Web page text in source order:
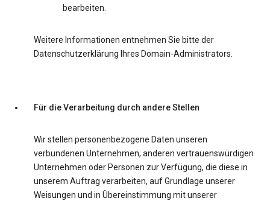
bearbeiten.
Weitere Informationen entnehmen Sie bitte der
Datenschutzerklärung Ihres Domain-Administrators.
Für die Verarbeitung durch andere Stellen
Wir stellen personenbezogene Daten unseren
verbundenen Unternehmen, anderen vertrauenswürdigen
Unternehmen oder Personen zur Verfügung, die diese in
unserem Auftrag verarbeiten, auf Grundlage unserer
Weisungen und in Übereinstimmung mit unserer